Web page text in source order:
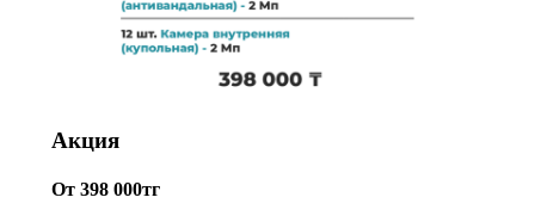
Акция
От 398 000тг